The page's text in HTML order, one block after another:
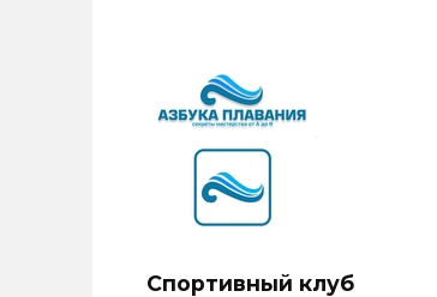
Спортивный клуб